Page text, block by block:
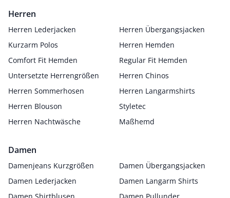
Herren
Herren Lederjacken
Herren Übergangsjacken
Kurzarm Polos
Herren Hemden
Comfort Fit Hemden
Regular Fit Hemden
Untersetzte Herrengrößen
Herren Chinos
Herren Sommerhosen
Herren Langarmshirts
Herren Blouson
Styletec
Herren Nachtwäsche
Maßhemd
Damen
Damenjeans Kurzgrößen
Damen Übergangsjacken
Damen Lederjacken
Damen Langarm Shirts